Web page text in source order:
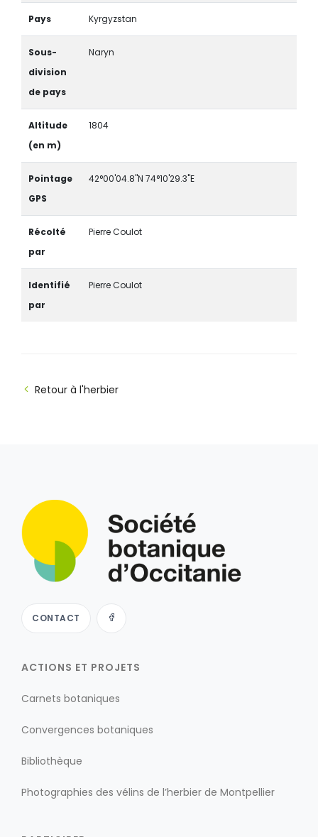
Pays Kyrgyzstan
Sous-
division
de pays
Naryn
Altitude
(en m)
1804
Pointage
GPS
42°00'04.8"N 74°10'29.3"E
Récolté
par
Pierre Coulot
Identifié
par
Pierre Coulot
Retour à l'herbier
CONTACT
ACTIONS ET PROJETS
Carnets botaniques
Convergences botaniques
Bibliothèque
Photographies des vélins de l’herbier de Montpellier